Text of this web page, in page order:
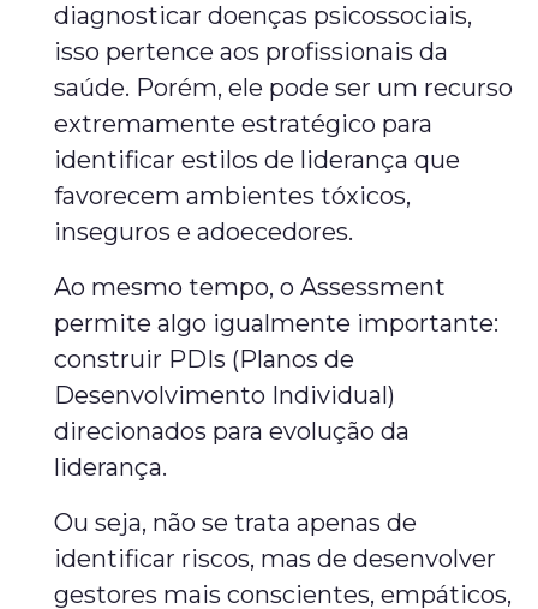
diagnosticar doenças psicossociais,
isso pertence aos profissionais da
saúde. Porém, ele pode ser um recurso
extremamente estratégico para
identificar estilos de liderança que
favorecem ambientes tóxicos,
inseguros e adoecedores.
Ao mesmo tempo, o Assessment
permite algo igualmente importante:
construir PDIs (Planos de
Desenvolvimento Individual)
direcionados para evolução da
liderança.
Ou seja, não se trata apenas de
identificar riscos, mas de desenvolver
gestores mais conscientes, empáticos,